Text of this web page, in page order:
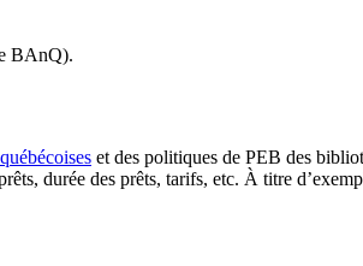
BAnQ).
et des politiques de PEB des
durée des prêts, tarifs, etc. À titre